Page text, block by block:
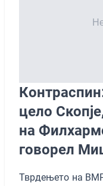
цело
на
говорел
Тврдењето на